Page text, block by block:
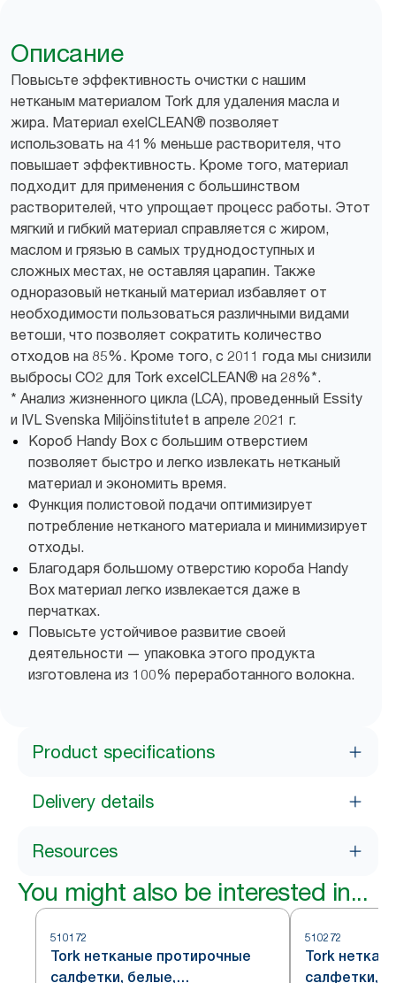
Описание
Повысьте эффективность очистки с нашим
нетканым материалом Tork для удаления масла и
жира. Материал exelCLEAN® позволяет
использовать на 41% меньше растворителя, что
повышает эффективность. Кроме того, материал
подходит для применения с большинством
растворителей, что упрощает процесс работы. Этот
мягкий и гибкий материал справляется с жиром,
маслом и грязью в самых труднодоступных и
сложных местах, не оставляя царапин. Также
одноразовый нетканый материал избавляет от
необходимости пользоваться различными видами
ветоши, что позволяет сократить количество
отходов на 85%. Кроме того, с 2011 года мы снизили
выбросы CO2 для Tork excelCLEAN® на 28%*.
* Анализ жизненного цикла (LCA), проведенный Essity
и IVL Svenska Miljöinstitutet в апреле 2021 г.
Короб Handy Box с большим отверстием
позволяет быстро и легко извлекать нетканый
материал и экономить время.
Функция полистовой подачи оптимизирует
потребление нетканого материала и минимизирует
отходы.
Благодаря большому отверстию короба Handy
Box материал легко извлекается даже в
перчатках.
Повысьте устойчивое развитие своей
деятельности — упаковка этого продукта
изготовлена из 100% переработанного волокна.
Product specifications
Delivery details
Resources
You might also be interested in...
510172
Tork нетканые протирочные
салфетки, белые,
510272
Tork
салфетки,